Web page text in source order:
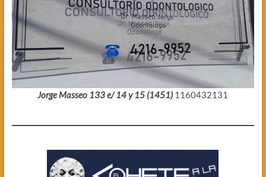
Jorge Masseo 133 e/ 14 y 15 (1451) 1160432131